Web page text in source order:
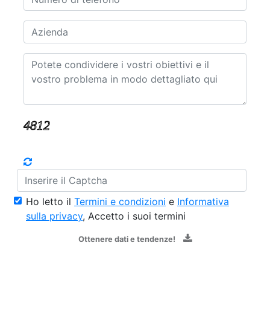
Ho letto il Termini e condizioni e Informativa
sulla privacy, Accetto i suoi termini
Ottenere dati e tendenze!